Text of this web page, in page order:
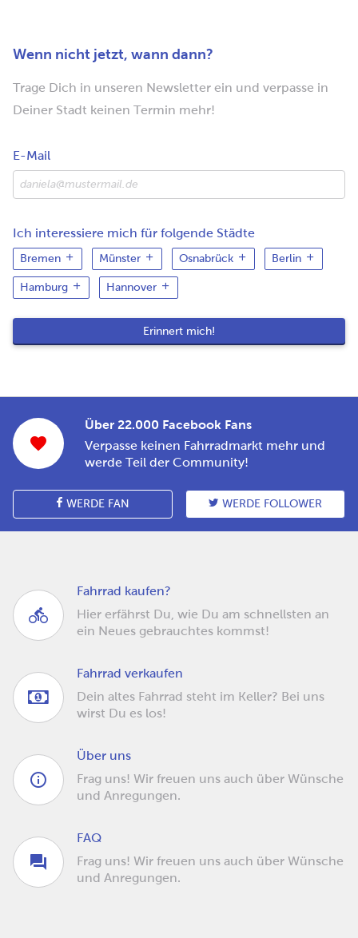
Wenn nicht jetzt, wann dann?
Trage Dich in unseren Newsletter ein und verpasse in
Deiner Stadt keinen Termin mehr!
E-Mail
Ich interessiere mich für folgende Städte
Bremen Münster Osnabrück Berlin
Hamburg Hannover
Über 22.000 Facebook Fans
Verpasse keinen Fahrradmarkt mehr und
werde Teil der Community!
WERDE FAN WERDE FOLLOWER
Fahrrad kaufen?
Hier erfährst Du, wie Du am schnellsten an
ein Neues gebrauchtes kommst!
Fahrrad verkaufen
Dein altes Fahrrad steht im Keller? Bei uns
wirst Du es los!
Über uns
Frag uns! Wir freuen uns auch über Wünsche
und Anregungen.
FAQ
Frag uns! Wir freuen uns auch über Wünsche
und Anregungen.